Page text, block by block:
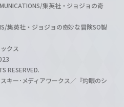
集英社・ジョジョの奇
集英社・ジョジョの奇妙な冒険SO製
クス
RESERVED.
キー･メディアワークス／『灼眼のシ